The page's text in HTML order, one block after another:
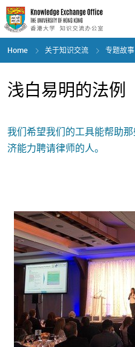
Skip
to
main
content
Home 关于知识交流 专题故事
浅白易明的法例
我们希望我们的工具能帮助
济能力聘请律师的人。